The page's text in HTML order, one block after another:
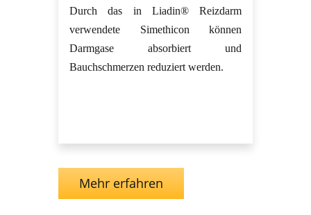
Durch das in Liadin® Reizdarm
verwendete Simethicon können
Darmgase absorbiert und
Bauchschmerzen reduziert werden.
Mehr erfahren